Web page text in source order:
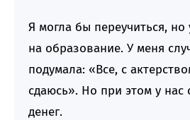
Я могла бы переучиться, но
на образование. У меня
подумала: «Все, с
сдаюсь». Но при этом у нас
денег.